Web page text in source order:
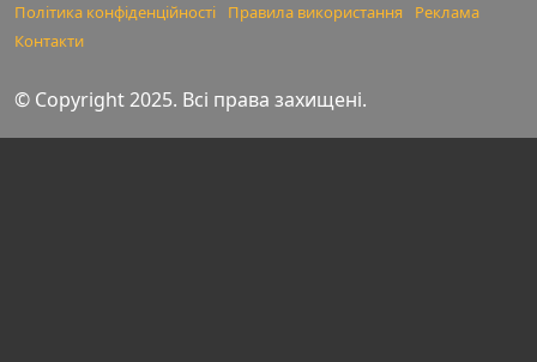
© Copyright 2025. Всі права захищені.
Політика конфіденційності Правила використання
Реклама
Контакти